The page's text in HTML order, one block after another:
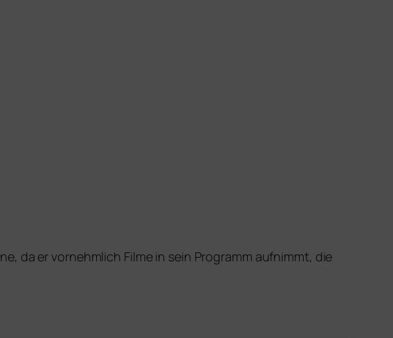
da er vor­nehm­lich Filme in sein Programm auf­nimmt, die